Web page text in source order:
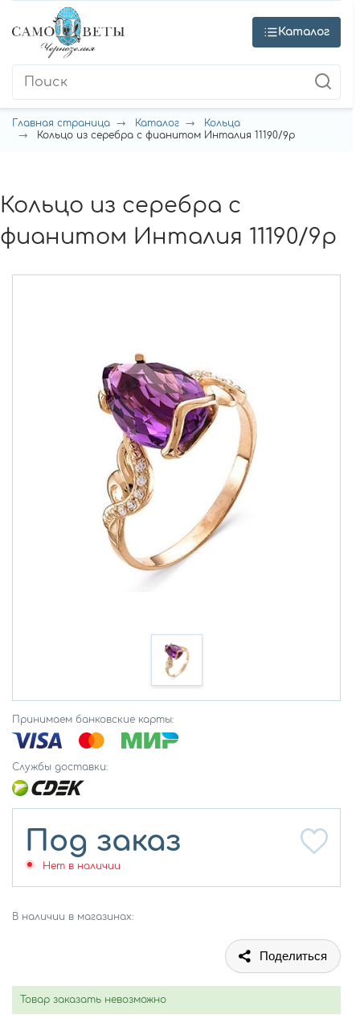
Каталог
Главная страница Каталог
Кольца
Кольцо из серебра с фианитом Инталия 11190/9р
Кольцо из серебра с
фианитом Инталия 11190/9р
Принимаем банковские карты:
Службы доставки:
Под заказ
Нет в наличии
В наличии в магазинах:
Поделиться
Товар заказать невозможно